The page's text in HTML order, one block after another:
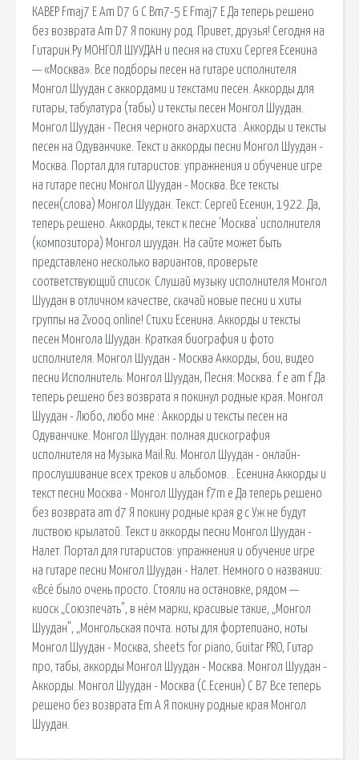
КАВЕР Fmaj7 E Am D7 G C Bm7-5 E Fmaj7 E Да теперь решено
без возврата Am D7 Я покину род. Привет, друзья! Сегодня на
Гитарин.Ру МОНГОЛ ШУУДАН и песня на стихи Сергея Есенина
— «Москва». Все подборы песен на гитаре исполнителя
Монгол Шуудан с аккордами и текстами песен. Аккорды для
гитары, табулатура (табы) и тексты песен Монгол Шуудан.
Монгол Шуудан - Песня черного анархиста : Аккорды и тексты
песен на Одуванчике. Текст и аккорды песни Монгол Шуудан -
Москва. Портал для гитаристов: упражнения и обучение игре
на гитаре песни Монгол Шуудан - Москва. Все тексты
песен(слова) Монгол Шуудан. Текст: Сергей Есенин, 1922. Да,
теперь решено. Аккорды, текст к песне 'Москва' исполнителя
(композитора) Монгол шуудан. На сайте может быть
представлено несколько вариантов, проверьте
соответствующий список. Слушай музыку исполнителя Монгол
Шуудан в отличном качестве, скачай новые песни и хиты
группы на Zvooq.online! Стихи Есенина. Аккорды и тексты
песен Монгола Шуудан. Краткая биография и фото
исполнителя. Монгол Шуудан - Москва Аккорды, бои, видео
песни Исполнитель: Монгол Шуудан, Песня: Москва. f e am f Да
теперь решено без возврата я покинул родные края. Монгол
Шуудан - Любо, любо мне : Аккорды и тексты песен на
Одуванчике. Монгол Шуудан: полная дискография
исполнителя на Музыка Mail.Ru. Монгол Шуудан - онлайн-
прослушивание всех треков и альбомов. . Есенина Аккорды и
текст песни Москва - Монгол Шуудан f7m e Да теперь решено
без возврата am d7 Я покину родные края g c Уж не будут
листвою крылатой. Текст и аккорды песни Монгол Шуудан -
Налет. Портал для гитаристов: упражнения и обучение игре
на гитаре песни Монгол Шуудан - Налет. Немного о названии:
«Всё было очень просто. Стояли на остановке, рядом —
киоск „Союзпечать", в нём марки, красивые такие, „Монгол
Шуудан", „Монгольская почта. ноты для фортепиано, ноты
Монгол Шуудан - Москва, sheets for piano, Guitar PRO, Гитар
про, табы, аккорды Монгол Шуудан - Москва. Монгол Шуудан -
Аккорды. Монгол Шуудан - Москва (С.Есенин) C B7 Все теперь
решено без возврата Em А Я покину родные края Монгол
Шуудан.